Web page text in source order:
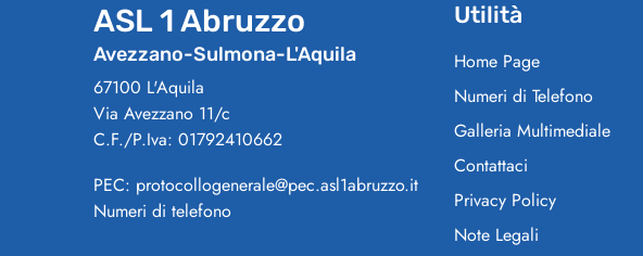
ASL 1 Abruzzo
Avezzano-Sulmona-L'Aquila
67100 L'Aquila
Via Avezzano 11/c
C.F./P.Iva: 01792410662
PEC: protocollogenerale@pec.asl1abruzzo.it
Numeri di telefono
Utilità
Home Page
Numeri di Telefono
Galleria Multimediale
Contattaci
Privacy Policy
Note Legali